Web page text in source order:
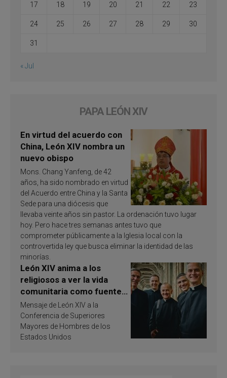
17 18 19 20 21 22 23
24 25 26 27 28 29 30
31
« Jul
PAPA LEÓN XIV
En virtud del acuerdo con
China, León XIV nombra un
nuevo obispo
Mons. Chang Yanfeng, de 42
años, ha sido nombrado en virtud
del Acuerdo entre China y la Santa
Sede para una diócesis que
llevaba veinte años sin pastor. La ordenación tuvo lugar
hoy. Pero hace tres semanas antes tuvo que
comprometer públicamente a la Iglesia local con la
controvertida ley que busca eliminar la identidad de las
minorías.
León XIV anima a los
religiosos a ver la vida
comunitaria como fuente
de inspiración y
santificación
Mensaje de León XIV a la
Conferencia de Superiores
Mayores de Hombres de los
Estados Unidos